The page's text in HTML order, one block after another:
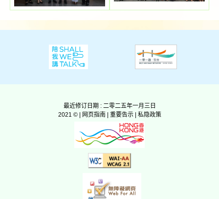
最近修订日期 : 二零二五年一月三日
2021 © |
网页指南 重要告示| 私隐政策